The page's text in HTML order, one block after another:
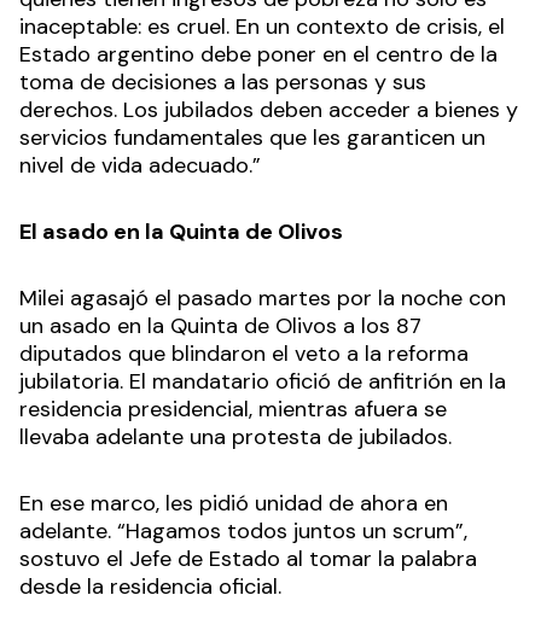
inaceptable: es cruel. En un contexto de crisis, el
Estado argentino debe poner en el centro de la
toma de decisiones a las personas y sus
derechos. Los jubilados deben acceder a bienes y
servicios fundamentales que les garanticen un
nivel de vida adecuado.”
El asado en la Quinta de Olivos
Milei agasajó el pasado martes por la noche con
un asado en la Quinta de Olivos a los 87
diputados que blindaron el veto a la reforma
jubilatoria. El mandatario ofició de anfitrión en la
residencia presidencial, mientras afuera se
llevaba adelante una protesta de jubilados.
En ese marco, les pidió unidad de ahora en
adelante. “Hagamos todos juntos un scrum”,
sostuvo el Jefe de Estado al tomar la palabra
desde la residencia oficial.